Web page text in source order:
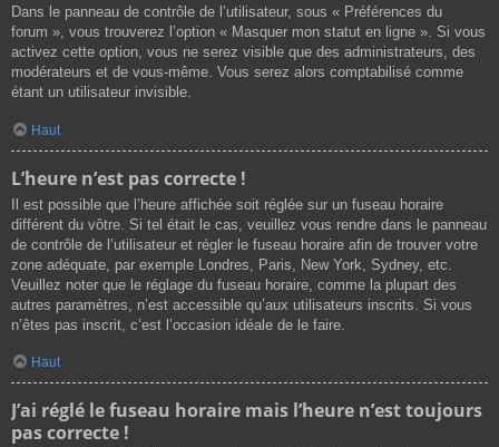
Dans le panneau de contrôle de l’utilisateur, sous « Préférences du
forum », vous trouverez l’option « Masquer mon statut en ligne ». Si vous
activez cette option, vous ne serez visible que des administrateurs, des
modérateurs et de vous-même. Vous serez alors comptabilisé comme
étant un utilisateur invisible.
Haut
L’heure n’est pas correcte !
Il est possible que l’heure affichée soit réglée sur un fuseau horaire
différent du vôtre. Si tel était le cas, veuillez vous rendre dans le panneau
de contrôle de l’utilisateur et régler le fuseau horaire afin de trouver votre
zone adéquate, par exemple Londres, Paris, New York, Sydney, etc.
Veuillez noter que le réglage du fuseau horaire, comme la plupart des
autres paramètres, n’est accessible qu’aux utilisateurs inscrits. Si vous
n’êtes pas inscrit, c’est l’occasion idéale de le faire.
Haut
J’ai réglé le fuseau horaire mais l’heure n’est toujours
pas correcte !